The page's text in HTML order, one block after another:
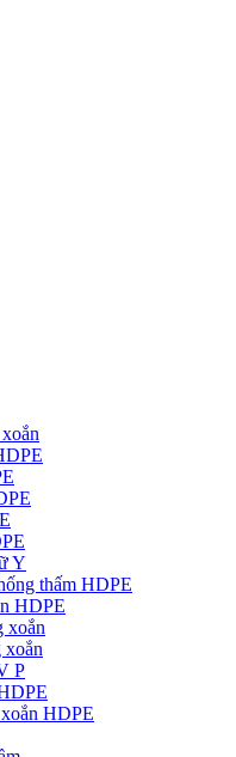
Y
thấm HDPE
HDPE
xoắn
xoắn
P
HDPE